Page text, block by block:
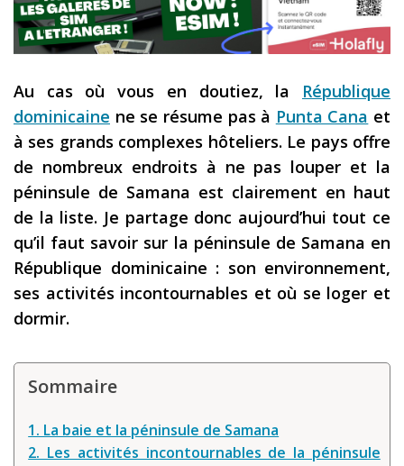
Mon journal de bord sur Instagram
Les derniers articles
Podcast
Préparer son voyage
Destinations
LA LETTRE
Outils pour voyageur
LA carte bancaire
voyage !
Au cas où vous en doutiez, la République
dominicaine ne se résume pas à Punta Cana et
à ses grands complexes hôteliers. Le pays offre
de nombreux endroits à ne pas louper et la
péninsule de Samana est clairement en haut
de la liste. Je partage donc aujourd’hui tout ce
qu’il faut savoir sur la péninsule de Samana en
République dominicaine : son environnement,
ses activités incontournables et où se loger et
dormir.
Sommaire
1. La baie et la péninsule de Samana
2. Les activités incontournables de la péninsule